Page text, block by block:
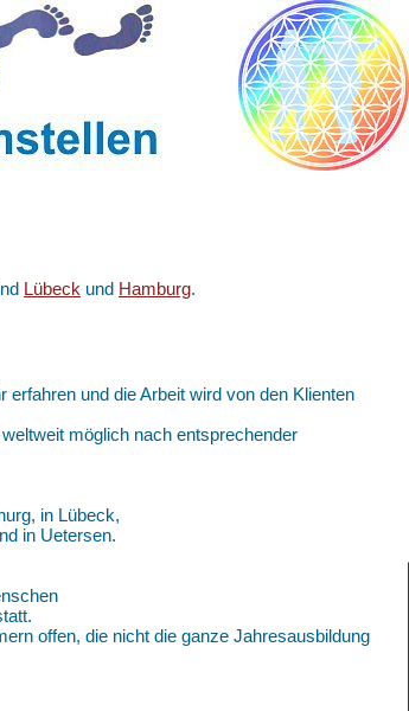
Lübeck und Hamburg.
erfahren und die Arbeit wird von den Klienten
möglich nach entsprechender
in Lübeck,
in Uetersen.
offen, die nicht die ganze Jahresausbildung